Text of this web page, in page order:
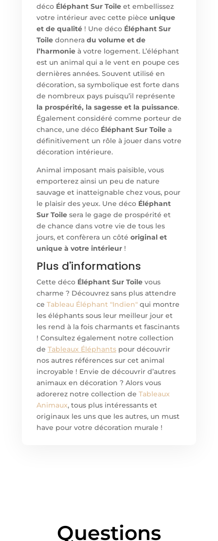
déco Éléphant Sur Toileet embellissez
votre intérieur avec cette pièce unique
et de qualité! Une déco Éléphant Sur
Toiledonnera du volume et de
l’harmonieà votre logement. L’éléphant
est un animal qui a le vent en poupe ces
dernières années. Souvent utilisé en
décoration, sa symbolique est forte dans
de nombreux pays puisqu’il représente
la prospérité, la sagesse et la puissance.
Également considéré comme porteur de
chance, une déco Éléphant Sur Toilea
définitivement un rôle à jouer dans votre
décoration intérieure.
Animal imposant mais paisible, vous
emporterez ainsi un peu de nature
sauvage et inatteignable chez vous, pour
le plaisir des yeux. Une déco Éléphant
Sur Toilesera le gage de prospérité et
de chance dans votre vie de tous les
jours, et confèrera un côté original et
unique à votre intérieur!
Plus d'informations
Cette déco Éléphant Sur Toilevous
charme ? Découvrez sans plus attendre
ce Tableau Éléphant "Indien"qui montre
les éléphants sous leur meilleur jour et
les rend à la fois charmants et fascinants
! Consultez également notre collection
de Tableaux Éléphantspour découvrir
nos autres références sur cet animal
incroyable ! Envie de découvrir d’autres
animaux en décoration ? Alors vous
adorerez notre collection de Tableaux
Animaux, tous plus intéressants et
originaux les uns que les autres, un must
have pour votre décoration murale !
Questions